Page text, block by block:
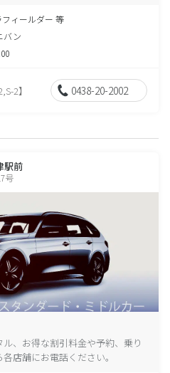
ィールダー 等
バン
2】 0438-20-2002
駅前
号
、お得な割引料金や予約、乗り
店舗にお電話ください。